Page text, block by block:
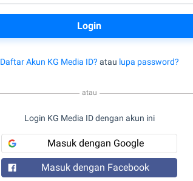
Daftar Akun KG Media ID? atau lupa password?
atau
Login KG Media ID dengan akun ini
Masuk dengan Google
Masuk dengan Facebook